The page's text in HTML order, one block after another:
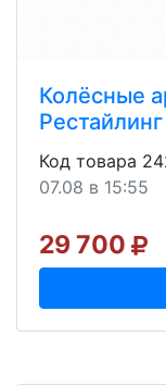
Колёсные
Рестайлинг
Код товара
07.08 в 15:55
29 700